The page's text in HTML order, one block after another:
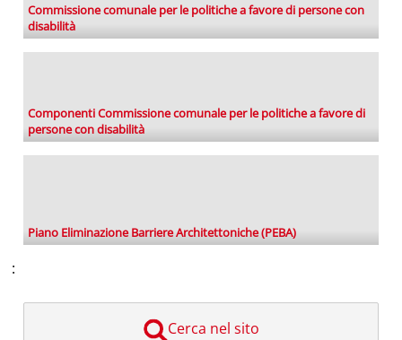
Commissione comunale per le politiche a favore di persone con
disabilità
Componenti Commissione comunale per le politiche a favore di
persone con disabilità
Piano Eliminazione Barriere Architettoniche (PEBA)
:
Cerca nel sito